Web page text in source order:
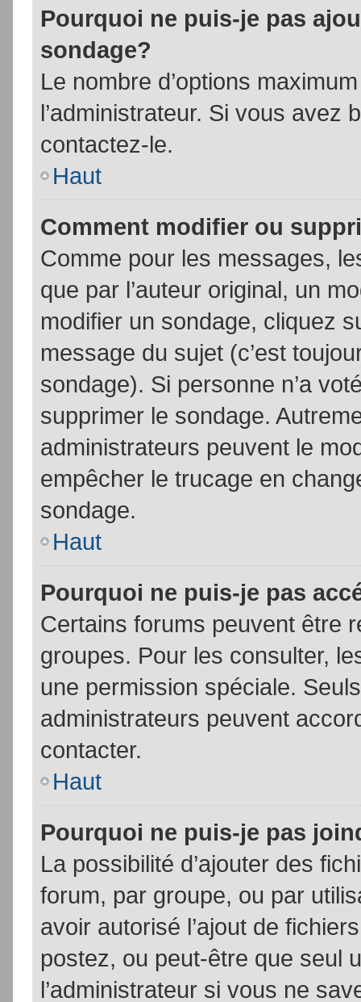
Pourquoi ne puis-je pas
sondage?
Le nombre d’options
l’administrateur. Si vous avez
contactez-le.
Haut
Comment modifier ou
Comme pour les messages,
que par l’auteur original, un
modifier un sondage, cliquez
message du sujet (c’est
sondage). Si personne n’a
supprimer le sondage.
administrateurs peuvent le
empêcher le trucage en
sondage.
Haut
Pourquoi ne puis-je pas
Certains forums peuvent être
groupes. Pour les consulter,
une permission spéciale.
administrateurs peuvent
contacter.
Haut
Pourquoi ne puis-je pas
La possibilité d’ajouter des
forum, par groupe, ou par
avoir autorisé l’ajout de
postez, ou peut-être que seul
l’administrateur si vous ne